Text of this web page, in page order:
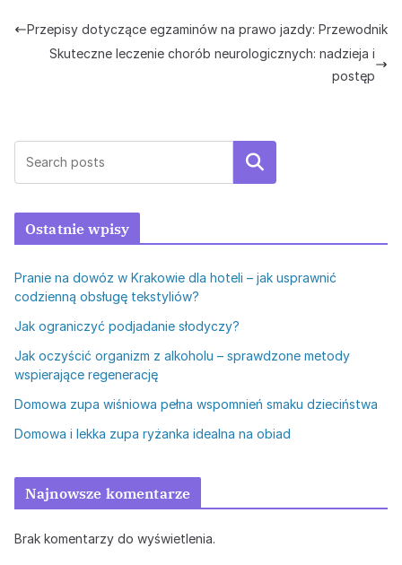
Przepisy dotyczące egzaminów na prawo jazdy: Przewodnik
Skuteczne leczenie chorób neurologicznych: nadzieja i
postęp
Szukaj
Ostatnie wpisy
Pranie na dowóz w Krakowie dla hoteli – jak usprawnić
codzienną obsługę tekstyliów?
Jak ograniczyć podjadanie słodyczy?
Jak oczyścić organizm z alkoholu – sprawdzone metody
wspierające regenerację
Domowa zupa wiśniowa pełna wspomnień smaku dzieciństwa
Domowa i lekka zupa ryżanka idealna na obiad
Najnowsze komentarze
Brak komentarzy do wyświetlenia.